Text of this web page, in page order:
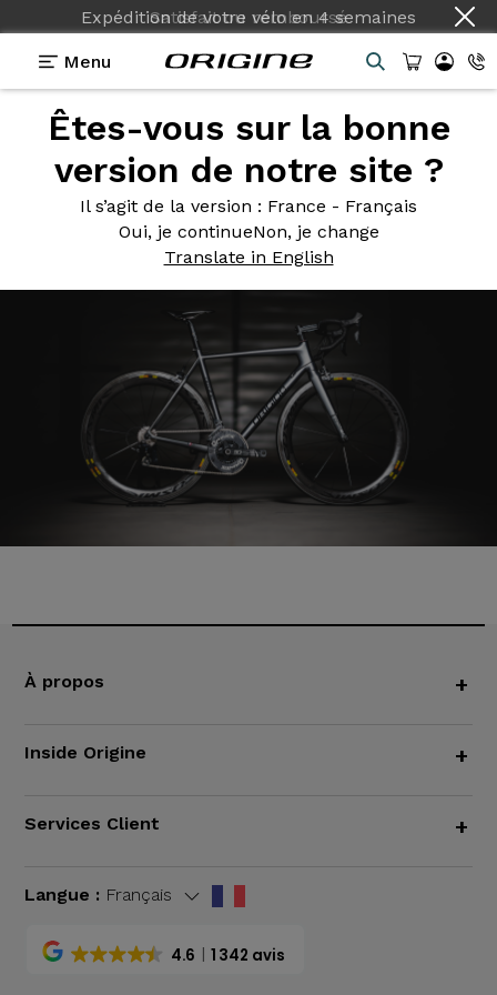
Expédition de votre véloen4 semaines
Menu
Êtes-vous sur la bonne
version de notre site ?
Il s’agit de la version : France - Français
Oui, je continueNon, je change
Translate in English
Photos> Vélo de course Origine Axxome 350
Vélo decourse Origine
Axxome 350
À propos +
Inside Origine +
Services Client +
Langue : Français
4.6 1 342 avis